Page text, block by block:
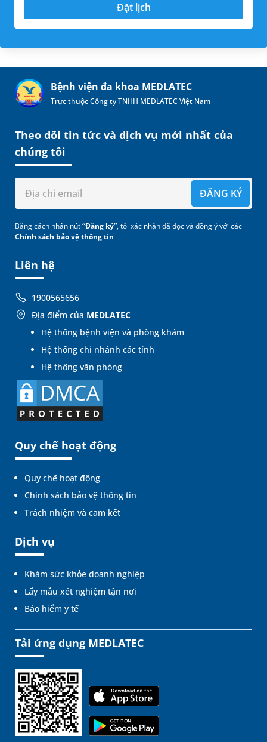
Đặt lịch
Bệnh viện đa khoa MEDLATEC
Trực thuộc Công ty TNHH MEDLATEC Việt Nam
Liên hệ
1900565656
Địa điểm của MEDLATEC
Hệ thống bệnh viện và phòng khám
Hệ thống chi nhánh các tỉnh
Hệ thống văn phòng
Quy chế hoạt động
Quy chế hoạt động
Chính sách bảo vệ thông tin
Trách nhiệm và cam kết
Dịch vụ
Khám sức khỏe doanh nghiệp
Lấy mẫu xét nghiệm tận nơi
Bảo hiểm y tế
Theo dõi tin tức và dịch vụ mới nhất của
chúng tôi
ĐĂNG KÝ
Bằng cách nhấn nút“Đăng ký”, tôi xác nhận đã đọc và đồng ý với các
Chính sách bảo vệ thông tin
Tải ứng dụng MEDLATEC